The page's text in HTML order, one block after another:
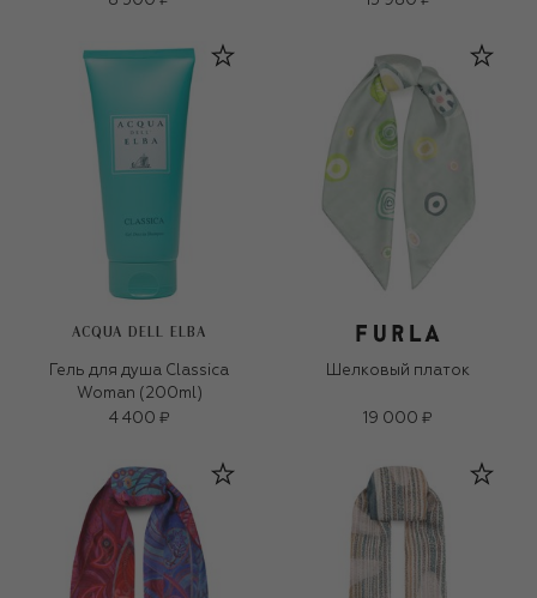
ACQUA DELL ELBA
Гель для душа Classica
Woman (200ml)
4 400 ₽
Шелковый платок
19 000 ₽